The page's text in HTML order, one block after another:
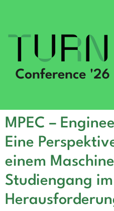
MPEC –
Eine
einem
Studiengang